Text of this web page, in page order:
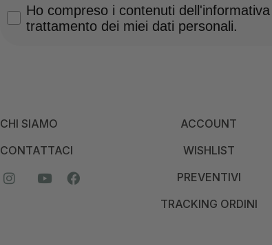
Privacy Policy
Ho compreso i contenuti
trattamento dei miei dati personali.
CHI SIAMO
CONTATTACI
ACCOUNT
WISHLIST
PREVENTIVI
TRACKING ORDINI